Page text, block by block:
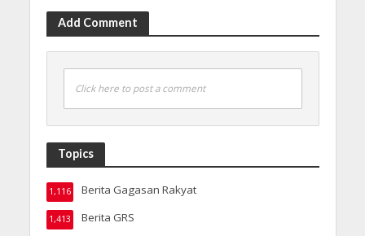
Add Comment
Click here to post a comment
Topics
Berita Gagasan Rakyat
1,116
Berita GRS
1,413